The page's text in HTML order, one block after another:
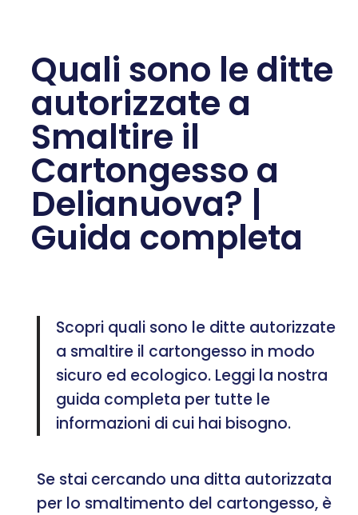
Quali sono le ditte
autorizzate a
Smaltire il
Cartongesso a
Delianuova? |
Guida completa
Scopri quali sono le ditte autorizzate
a smaltire il cartongesso in modo
sicuro ed ecologico. Leggi la nostra
guida completa per tutte le
informazioni di cui hai bisogno.
Se stai cercando una ditta autorizzata
per lo smaltimento del cartongesso, è